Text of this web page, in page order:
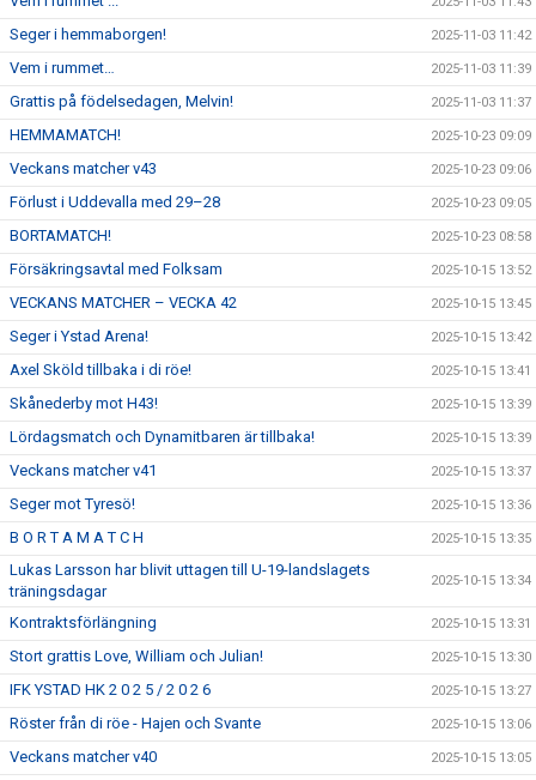
Seger i hemmaborgen! 2025-11-03 11:42
Vem i rummet… 2025-11-03 11:39
Grattis på födelsedagen, Melvin! 2025-11-03 11:37
HEMMAMATCH! 2025-10-23 09:09
Veckans matcher v43 2025-10-23 09:06
Förlust i Uddevalla med 29–28 2025-10-23 09:05
BORTAMATCH! 2025-10-23 08:58
Försäkringsavtal med Folksam 2025-10-15 13:52
VECKANS MATCHER – VECKA 42 2025-10-15 13:45
Seger i Ystad Arena! 2025-10-15 13:42
Axel Sköld tillbaka i di röe! 2025-10-15 13:41
Skånederby mot H43! 2025-10-15 13:39
Lördagsmatch och Dynamitbaren är tillbaka! 2025-10-15 13:39
Veckans matcher v41 2025-10-15 13:37
Seger mot Tyresö! 2025-10-15 13:36
B O R T A M A T C H 2025-10-15 13:35
Lukas Larsson har blivit uttagen till U-19-landslagets
träningsdagar
2025-10-15 13:34
Kontraktsförlängning 2025-10-15 13:31
Stort grattis Love, William och Julian! 2025-10-15 13:30
IFK YSTAD HK 2 0 2 5 / 2 0 2 6 2025-10-15 13:27
Röster från di röe - Hajen och Svante 2025-10-15 13:06
Veckans matcher v40 2025-10-15 13:05